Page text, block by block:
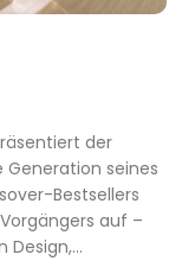
der
seines
Bestsellers
auf –